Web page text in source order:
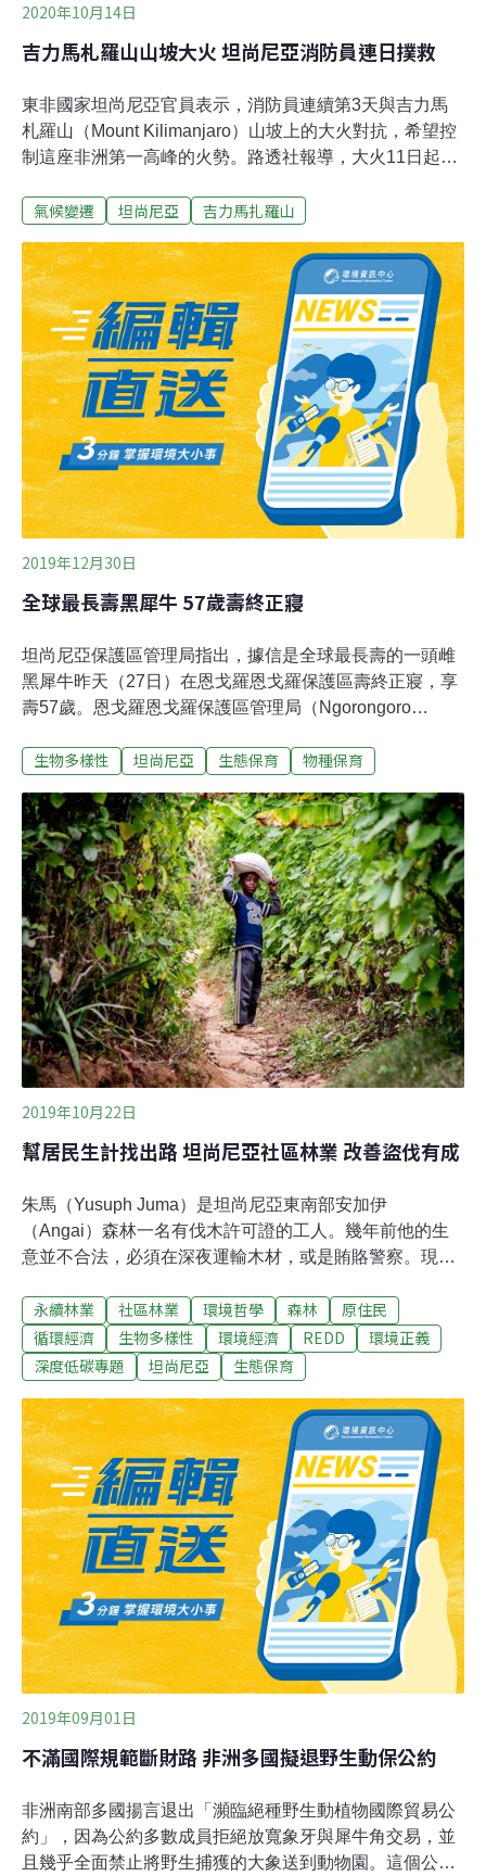
2020年10月14日
吉力馬札羅山山坡大火 坦尚尼亞消防員連日撲救
東非國家坦尚尼亞官員表示，消防員連續第3天與吉力馬
札羅山（Mount Kilimanjaro）山坡上的大火對抗，希望控
制這座非洲第一高峰的火勢。路透社報導，大火11日起於
天已經減弱。胡娜區是使用曼達拉（Mandara）和霍倫坡
亞國家公園管理局（TANAPA）官員謝魯特（Pascal
Shelutete）向路透社表示，消防員與相關人員正努力控制
火勢，並稱火勢已「幾乎獲遏止」。
氣候變遷 坦尚尼亞 吉力馬扎羅山
2019年12月30日
全球最長壽黑犀牛 57歲壽終正寢
坦尚尼亞保護區管理局指出，據信是全球最長壽的一頭雌
黑犀牛昨天（27日）在恩戈羅恩戈羅保護區壽終正寢，享
壽57歲。恩戈羅恩戈羅保護區管理局（Ngorongoro
塔（Fausta）的這頭雌黑犀牛，於12月27日在保護區內據
活。恩戈羅恩戈羅保護區管理局估計，野生犀牛的壽命介
於37到43歲間，圈養犀牛則能活到50歲以上。聲明指出，
紀錄顯示，佛斯塔較全球任何其他犀牛都更長壽，在恩戈
羅恩戈羅放養超過54年，2016年才移至庇護區。聲明又
說：「三蘭港大學（University of Dar Es Salaam）一位科
學家於1965年首度在恩戈羅恩戈羅火山口發現佛斯塔，當
時牠的年齡介於3至4歲間。繼多次遭鬣狗攻擊且嚴重受傷
後，牠的健康狀況於2016年開始惡化，我們不得不把牠置
於
生物多樣性 坦尚尼亞 生態保育 物種保育
2019年10月22日
幫居民生計找出路 坦尚尼亞社區林業 改善盜伐有成
朱馬（Yusuph Juma）是坦尚尼亞東南部安加伊
（Angai）森林一名有伐木許可證的工人。幾年前他的生
意並不合法，必須在深夜運輸木材，或是賄賂警察。現在
查，販售木材時也不必提心吊膽。「現在我沒什麼好怕的
了。我已經有此處的森林砍伐和出口木材執照，」朱馬
說，「六月到十二月之間，我可以按照自己的步調砍伐大
約1,300棵樹木。我必須付出相對的費用。」他的木材主要
銷往中國，或是國內三蘭港的木材批發商。2002年的一項
新法令改變了朱馬的生活。該法令為地方社區持有和管理
森林保護區提供了法律基礎，讓社區有機會擁有地權。隨
著伐木、農業擴張和氣候變遷讓東非森林快速消失，坦尚
尼亞的森林砍伐問題已成為一個重大挑戰。根據聯合國糧
食及農業組織（FAO）的資料，坦尚尼亞在2000年至2015
年之間流失超過586萬公頃的森林，其中超過70％為非法
砍伐，導致政府失去了收
永續林業 社區林業 環境哲學 森林
原住民
循環經濟
生物多樣性 環境經濟 REDD
環境正義
深度低碳專題
坦尚尼亞 生態保育
2019年09月01日
不滿國際規範斷財路 非洲多國擬退野生動保公約
非洲南部多國揚言退出「瀕臨絕種野生動植物國際貿易公
約」，因為公約多數成員拒絕放寬象牙與犀牛角交易，並
且幾乎全面禁止將野生捕獲的大象送到動物園。這個公約